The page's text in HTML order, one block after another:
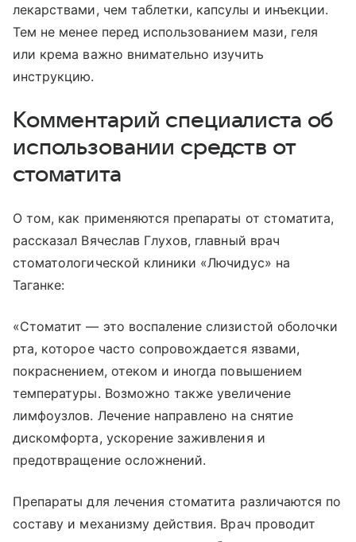
лекарствами, чем таблетки, капсулы и инъекции.
Тем не менее перед использованием мази, геля
или крема важно внимательно изучить
инструкцию.
Комментарий специалиста об
использовании средств от
стоматита
О том, как применяются препараты от стоматита,
рассказал Вячеслав Глухов, главный врач
стоматологической клиники «Лючидус» на
Таганке:
«Стоматит — это воспаление слизистой оболочки
рта, которое часто сопровождается язвами,
покраснением, отеком и иногда повышением
температуры. Возможно также увеличение
лимфоузлов. Лечение направлено на снятие
дискомфорта, ускорение заживления и
предотвращение осложнений.
Препараты для лечения стоматита различаются по
составу и механизму действия. Врач проводит